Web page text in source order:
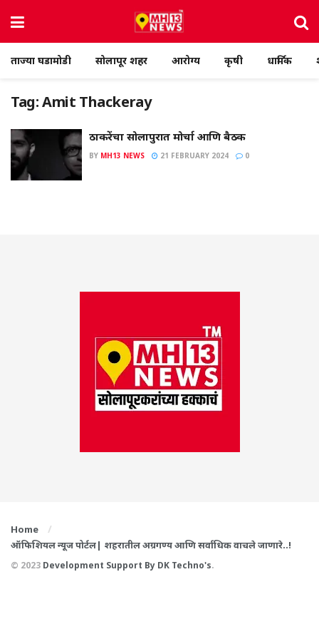
ताज्या घडामोडी सोलापूर शहर आरोग्य कृषी धार्मिक
Tag:Amit Thackeray
ठाकरेंचा सोलापुरात मोर्चा आणि बैठक
BY MH13 NEWS 21 FEBRUARY 2024 0
Home
ऑफिशियल न्यूज पोर्टल| शहरातील अग्रगण्य आणि सर्वाधिक वाचले जाणारे..!
© 2023 Development Support By DK Techno's.